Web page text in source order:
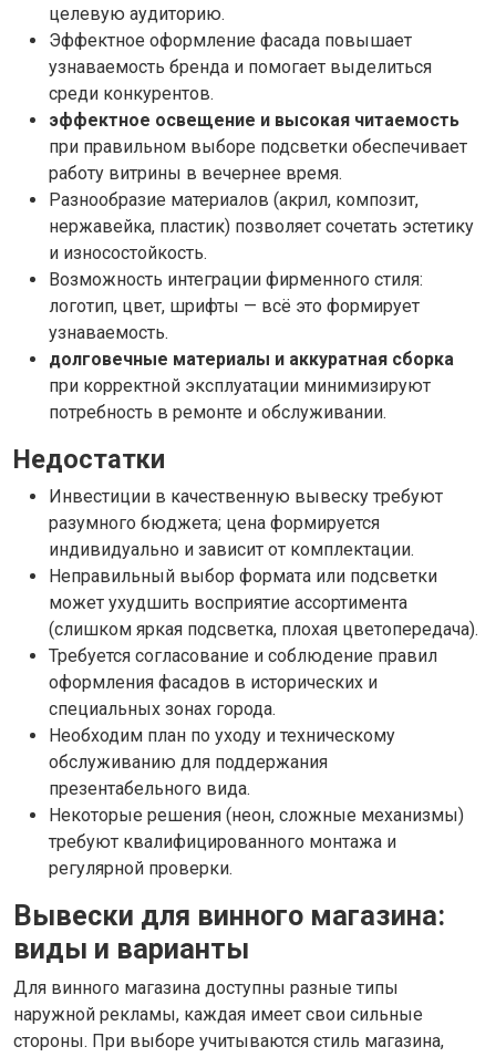
целевую аудиторию.
Эффектное оформление фасада повышает
узнаваемость бренда и помогает выделиться
среди конкурентов.
эффектное освещение и высокая читаемость
при правильном выборе подсветки обеспечивает
работу витрины в вечернее время.
Разнообразие материалов (акрил, композит,
нержавейка, пластик) позволяет сочетать эстетику
и износостойкость.
Возможность интеграции фирменного стиля:
логотип, цвет, шрифты — всё это формирует
узнаваемость.
долговечные материалы и аккуратная сборка
при корректной эксплуатации минимизируют
потребность в ремонте и обслуживании.
Недостатки
Инвестиции в качественную вывеску требуют
разумного бюджета; цена формируется
индивидуально и зависит от комплектации.
Неправильный выбор формата или подсветки
может ухудшить восприятие ассортимента
(слишком яркая подсветка, плохая цветопередача).
Требуется согласование и соблюдение правил
оформления фасадов в исторических и
специальных зонах города.
Необходим план по уходу и техническому
обслуживанию для поддержания
презентабельного вида.
Некоторые решения (неон, сложные механизмы)
требуют квалифицированного монтажа и
регулярной проверки.
Вывески для винного магазина:
виды и варианты
Для винного магазина доступны разные типы
наружной рекламы, каждая имеет свои сильные
стороны. При выборе учитываются стиль магазина,